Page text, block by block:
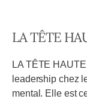
LA TÊTE
LA TÊTE
leadership chez
mental. Elle est